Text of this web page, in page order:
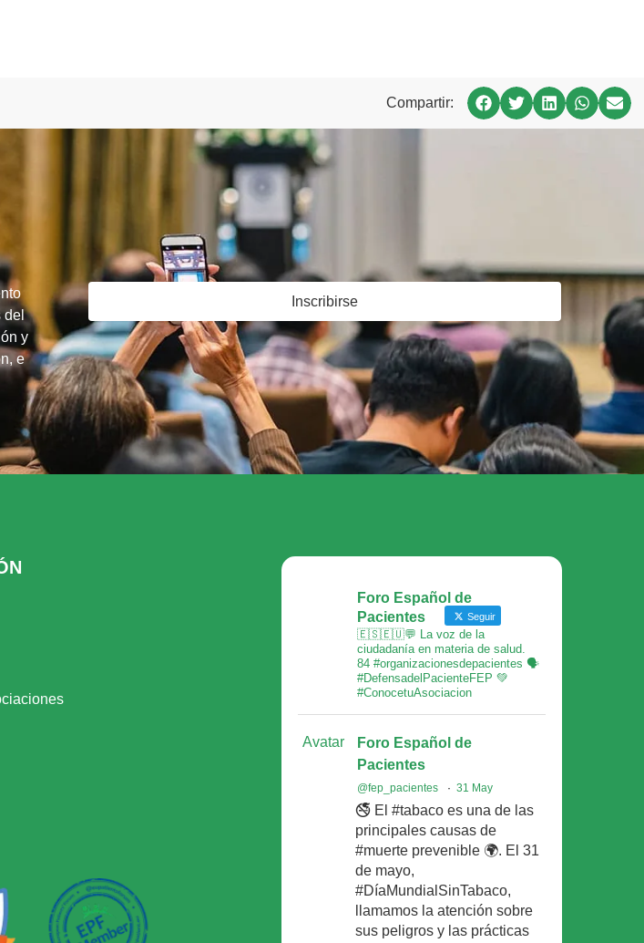
Compartir:
del
y
e
Inscribirse
Foro Español de
Pacientes
Seguir
🇪🇸🇪🇺💬 La voz de la
ciudadanía en materia de salud.
84 #organizacionesdepacientes 🗣
#DefensadelPacienteFEP 💚
#ConocetuAsociacion
Avatar
Foro Español de
Pacientes
@fep_pacientes · 31 May
🚭 El #tabaco es una de las
principales causas de
#muerte prevenible 🌍. El 31
de mayo,
#DíaMundialSinTabaco,
llamamos la atención sobre
sus peligros y las prácticas